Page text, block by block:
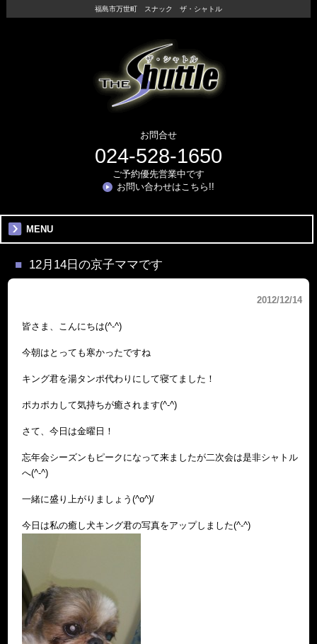
福島市万世町 スナック ザ・シャトル
お問合せ
024-528-1650
ご予約優先営業中です
お問い合わせはこちら!!
MENU
12月14日の京子ママです
2012/12/14
皆さま、こんにちは(^-^)
今朝はとっても寒かったですね
キング君を湯タンポ代わりにして寝てました！
ポカポカして気持ちが癒されます(^-^)
さて、今日は金曜日！
忘年会シーズンもピークになって来ましたが二次会は是非シャトル
へ(^-^)
一緒に盛り上がりましょう(^o^)/
今日は私の癒し犬キング君の写真をアップしました(^-^)